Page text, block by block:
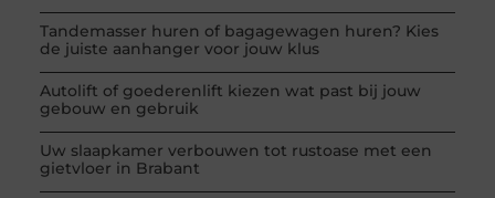
Tandemasser huren of bagagewagen huren? Kies
de juiste aanhanger voor jouw klus
Autolift of goederenlift kiezen wat past bij jouw
gebouw en gebruik
Uw slaapkamer verbouwen tot rustoase met een
gietvloer in Brabant